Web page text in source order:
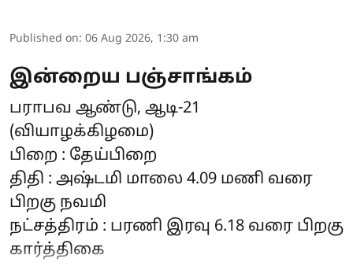
Published on: 06 Aug 2026, 1:30 am
இன்றைய பஞ்சாங்கம்
பராபவ ஆண்டு, ஆடி-21
(வியாழக்கிழமை)
பிறை : தேய்பிறை
திதி : அஷ்டமி மாலை 4.09 மணி வரை
பிறகு நவமி
நட்சத்திரம் : பரணி இரவு 6.18 வரை பிறகு
கார்த்திகை